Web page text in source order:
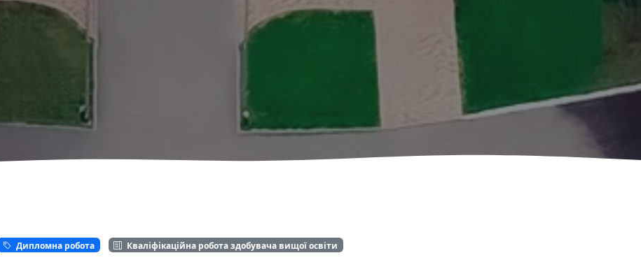
Дипломна робота Кваліфікаційна робота здобувача вищої освіти